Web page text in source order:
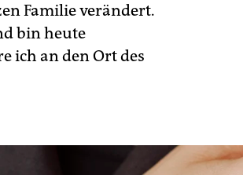
Familie verändert.
bin heute
ich an den Ort des